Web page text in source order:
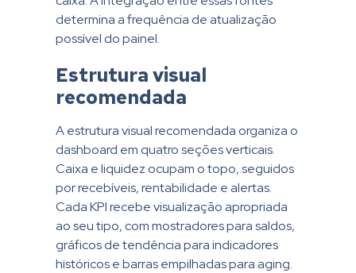
determina a frequência de atualização
possível do painel.
Estrutura visual
recomendada
A estrutura visual recomendada organiza o
dashboard em quatro seções verticais.
Caixa e liquidez ocupam o topo, seguidos
por recebíveis, rentabilidade e alertas.
Cada KPI recebe visualização apropriada
ao seu tipo, com mostradores para saldos,
gráficos de tendência para indicadores
históricos e barras empilhadas para aging.